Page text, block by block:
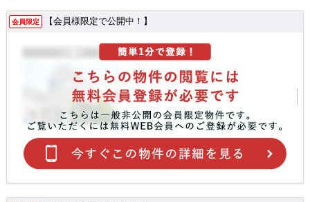
会員限定 【会員様限定で公開中！】